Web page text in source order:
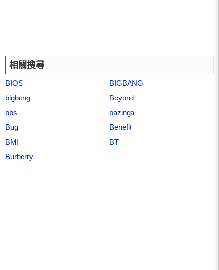
相關搜尋
BIOS
BIGBANG
bigbang
Beyond
bbs
bazinga
Bug
Benefit
BMI
BT
Burberry